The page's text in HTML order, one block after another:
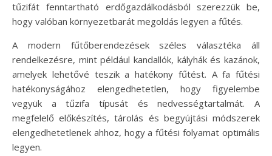
tűzifát fenntartható erdőgazdálkodásból szerezzük be,
hogy valóban környezetbarát megoldás legyen a fűtés.
A modern fűtőberendezések széles választéka áll
rendelkezésre, mint például kandallók, kályhák és kazánok,
amelyek lehetővé teszik a hatékony fűtést. A fa fűtési
hatékonyságához elengedhetetlen, hogy figyelembe
vegyük a tűzifa típusát és nedvességtartalmát. A
megfelelő előkészítés, tárolás és begyújtási módszerek
elengedhetetlenek ahhoz, hogy a fűtési folyamat optimális
legyen.